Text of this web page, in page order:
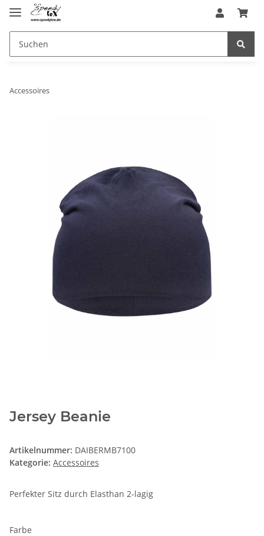
Accessoires
Jersey Beanie
Artikelnummer: DAIBERMB7100
Kategorie: Accessoires
Perfekter Sitz durch Elasthan 2-lagig
Farbe